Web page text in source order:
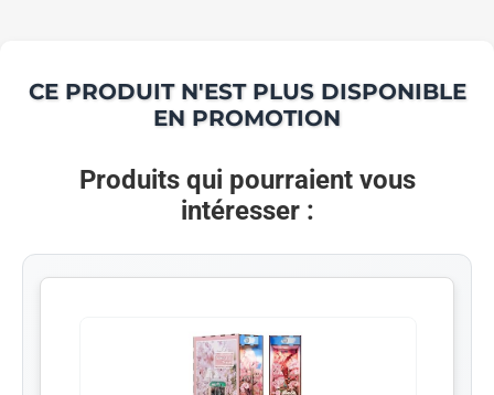
CE PRODUIT N'EST PLUS DISPONIBLE
EN PROMOTION
Produits qui pourraient vous
intéresser :